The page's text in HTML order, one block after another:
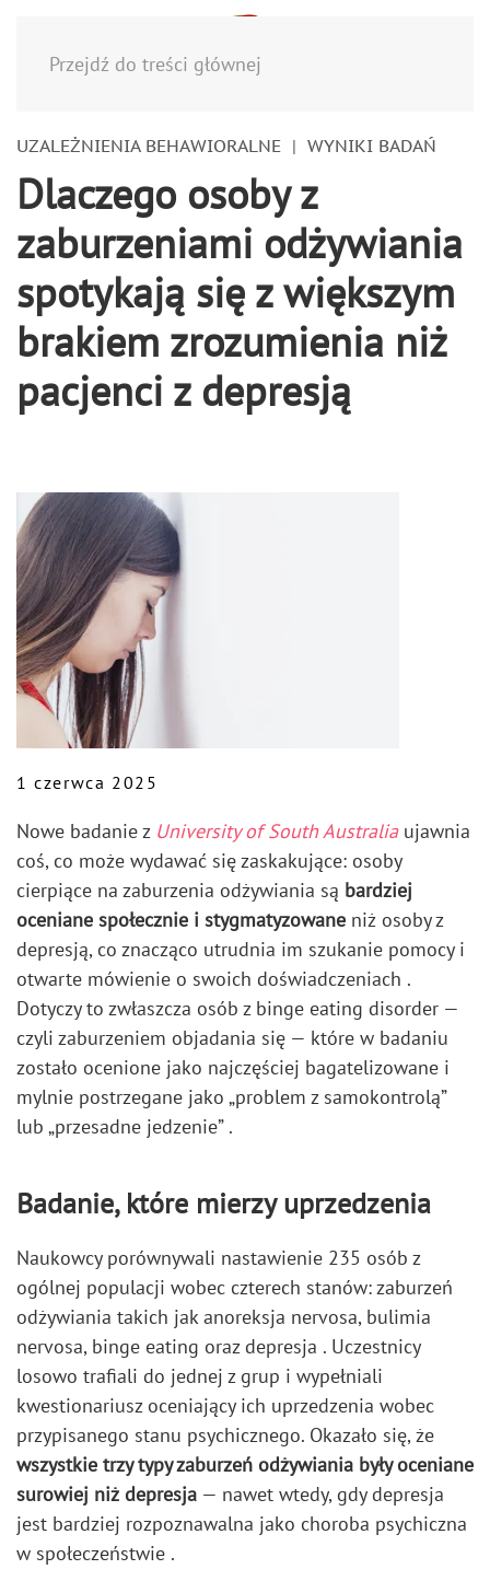
Przejdź do treści głównej
UZALEŻNIENIA BEHAWIORALNE WYNIKI BADAŃ
Dlaczego osoby z
zaburzeniami odżywiania
spotykają się z większym
brakiem zrozumienia niż
pacjenci z depresją
1 czerwca 2025
Nowe badanie z University of South Australiaujawnia
coś, co może wydawać się zaskakujące: osoby
cierpiące na zaburzenia odżywiania są bardziej
oceniane społecznie i stygmatyzowane niż osoby z
depresją, co znacząco utrudnia im szukanie pomocy i
otwarte mówienie o swoich doświadczeniach .
Dotyczy to zwłaszcza osób z binge eating disorder —
czyli zaburzeniem objadania się — które w badaniu
zostało ocenione jako najczęściej bagatelizowane i
mylnie postrzegane jako „problem z samokontrolą”
lub „przesadne jedzenie” .
Badanie, które mierzy uprzedzenia
Naukowcy porównywali nastawienie 235 osób z
ogólnej populacji wobec czterech stanów: zaburzeń
odżywiania takich jak anoreksja nervosa, bulimia
nervosa, binge eating oraz depresja . Uczestnicy
losowo trafiali do jednej z grup i wypełniali
kwestionariusz oceniający ich uprzedzenia wobec
przypisanego stanu psychicznego. Okazało się, że
wszystkie trzy typy zaburzeń odżywiania były oceniane
surowiej niż depresja — nawet wtedy, gdy depresja
jest bardziej rozpoznawalna jako choroba psychiczna
w społeczeństwie .